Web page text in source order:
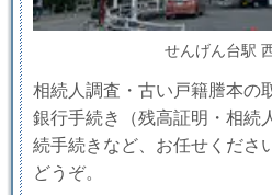
せんげん台駅
相続人調査・古い戸籍謄本の
銀行手続き（残高証明・相続
続手続きなど、お任せくださ
どうぞ。